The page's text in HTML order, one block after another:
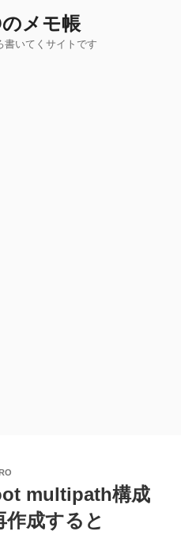
メモ帳
書いてくサイトです
multipath構成
成すると